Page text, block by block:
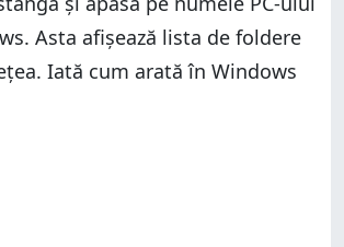
Asta afișează lista de foldere
Iată cum arată în Windows